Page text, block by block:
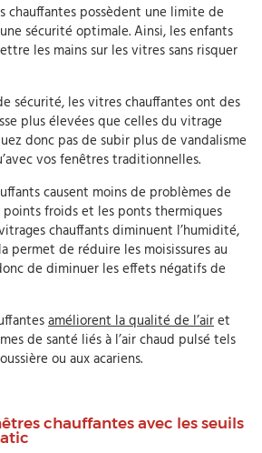
chauffantes possèdent une limite de
sécurité optimale. Ainsi, les enfants
les mains sur les vitres sans risquer
sécurité, les vitres chauffantes ont des
plus élevées que celles du vitrage
donc pas de subir plus de vandalisme
vos fenêtres traditionnelles.
causent moins de problèmes de
points froids et les ponts thermiques
chauffants diminuent l’humidité,
permet de réduire les moisissures au
de diminuer les effets négatifs de
améliorent la qualité de l’airet
de santé liés à l’air chaud pulsé tels
ou aux acariens.
chauffantes avec les seuils